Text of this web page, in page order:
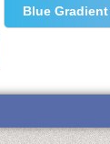
Blue Gradient